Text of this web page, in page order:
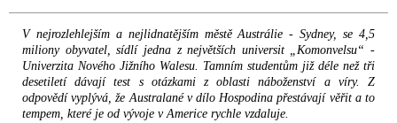
V nejrozlehlejším a nejlidnatějším městě Austrálie - Sydney, se 4,5
miliony obyvatel, sídlí jedna z největších universit „Komonvelsu“ -
Univerzita Nového Jižního Walesu. Tamním studentům již déle než tři
desetiletí dávají test s otázkami z oblasti náboženství a víry. Z
odpovědí vyplývá, že Australané v dílo Hospodina přestávají věřit a to
tempem, které je od vývoje v Americe rychle vzdaluje.